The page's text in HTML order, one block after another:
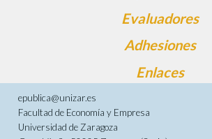
Evaluadores
Adhesiones
Enlaces
epublica@unizar.es
Facultad de Economía y Empresa
Universidad de Zaragoza